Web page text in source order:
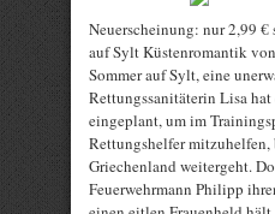
Neuerscheinung: nur 2,99
auf Sylt Küstenromantik
Sommer auf Sylt, eine
Rettungssanitäterin Lisa
eingeplant, um im
Rettungshelfer mitzuhelfen,
Griechenland weitergeht.
Feuerwehrmann Philipp